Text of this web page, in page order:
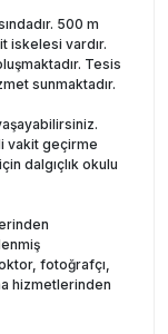
500 m
iskelesi vardır.
Tesis
sunmaktadır.
vakit geçirme
dalgıçlık okulu
fotoğrafçı,
hizmetlerinden